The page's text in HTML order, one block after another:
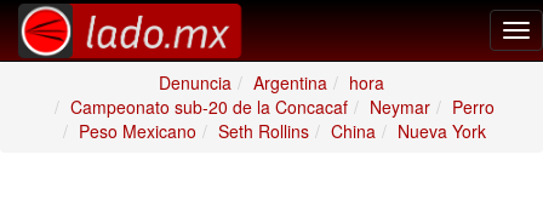
Denuncia
Argentina
hora
Campeonato sub-20 de la Concacaf
Neymar
Perro
Peso Mexicano
Seth Rollins China Nueva York